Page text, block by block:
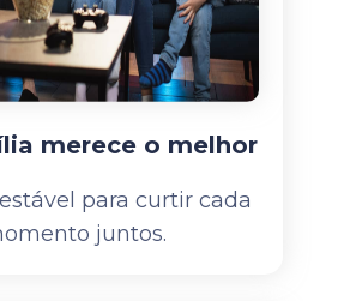
merece o melhor
para curtir cada
juntos.